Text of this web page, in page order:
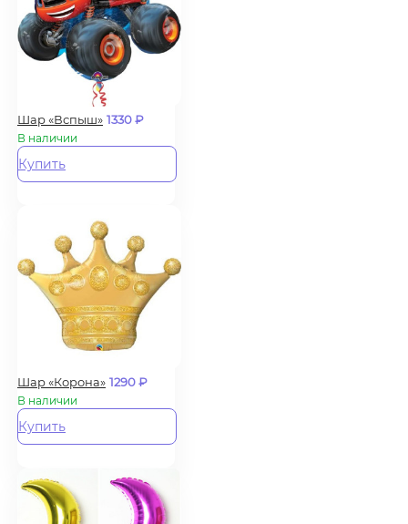
Шар «Вспыш» 1330₽
В наличии
Купить
Шар «Корона» 1290₽
В наличии
Купить